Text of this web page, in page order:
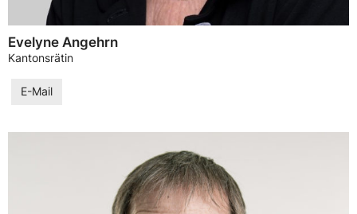
Evelyne Angehrn
Kantonsrätin
E-Mail